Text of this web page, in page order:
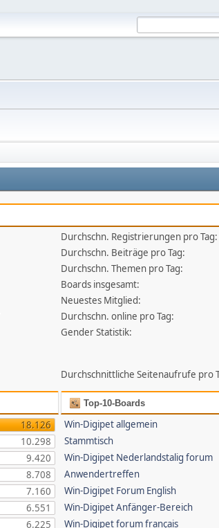
Durchschn. Registrierungen pro Tag:
Durchschn. Beiträge pro Tag:
Durchschn. Themen pro Tag:
Boards insgesamt:
Neuestes Mitglied:
Durchschn. online pro Tag:
Gender Statistik:
Durchschnittliche Seitenaufrufe pro
18.126
10.298
9.420
8.708
7.160
6.551
6.225
Top-10-Boards
Win-Digipet allgemein
Stammtisch
Win-Digipet Nederlandstalig forum
Anwendertreffen
Win-Digipet Forum English
Win-Digipet Anfänger-Bereich
Win-Digipet forum français